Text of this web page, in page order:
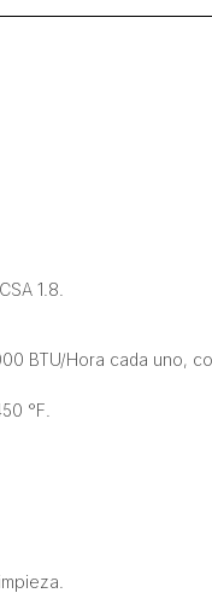
1.8.
BTU/Hora cada uno,
°F.